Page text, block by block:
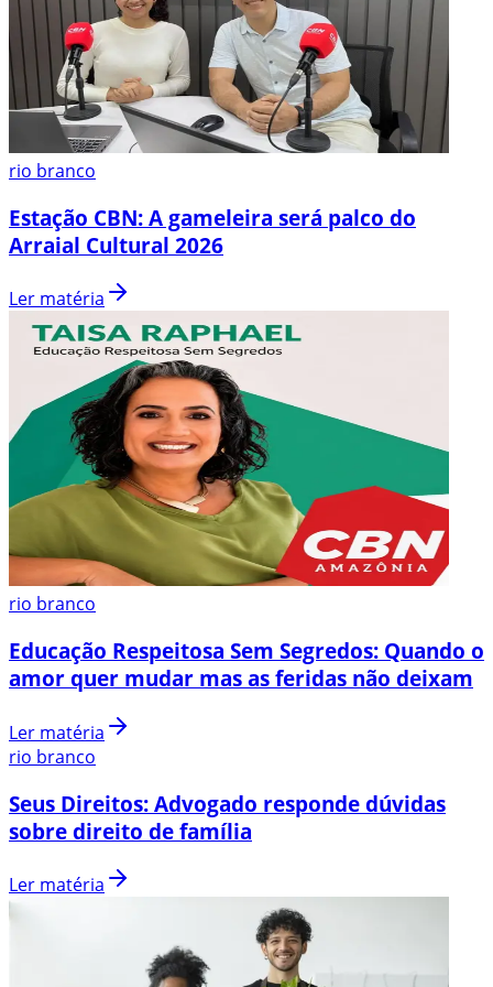
rio branco
Estação CBN: A gameleira será palco do
Arraial Cultural 2026
Ler matéria
rio branco
Educação Respeitosa Sem Segredos: Quando o
amor quer mudar mas as feridas não deixam
Ler matéria
rio branco
Seus Direitos: Advogado responde dúvidas
sobre direito de família
Ler matéria